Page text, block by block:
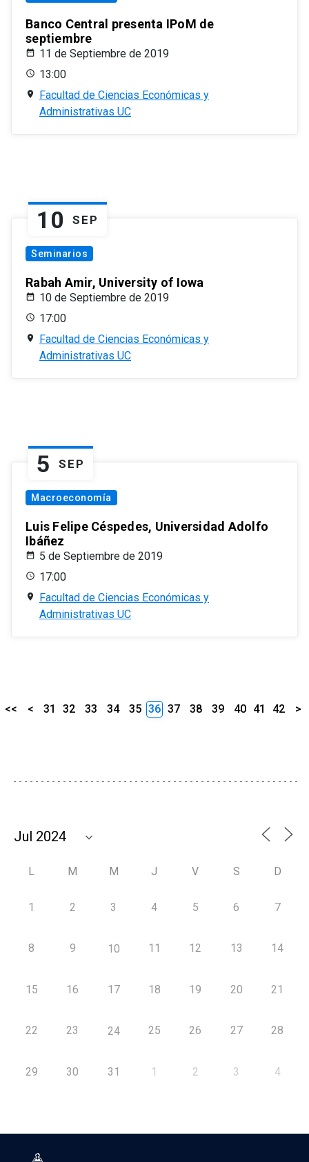
Banco Central presenta IPoM de
septiembre
11 de Septiembre de 2019
13:00
Facultad de Ciencias Económicas y
Administrativas UC
10 SEP
Seminarios
Rabah Amir, University of Iowa
10 de Septiembre de 2019
17:00
Facultad de Ciencias Económicas y
Administrativas UC
5 SEP
Macroeconomía
Luis Felipe Céspedes, Universidad Adolfo
Ibáñez
5 de Septiembre de 2019
17:00
Facultad de Ciencias Económicas y
Administrativas UC
<< < 31 32 33 34 35 36 37 38 39 40 41 42 >
L M M J V S D
1 2 3 4 5 6 7
8 9 10 11 12 13 14
15 16 17 18 19 20 21
22 23 24 25 26 27 28
29 30 31 1 2 3 4